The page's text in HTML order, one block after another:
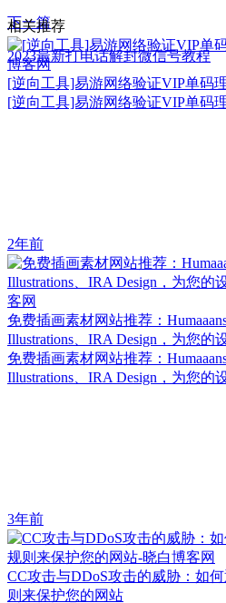
下一篇
2023最新打电话解封微信号教程
相关推荐
[逆向工具]易游网络验证VIP单码
[逆向工具]易游网络验证VIP单码
2年前
免费插画素材网站推荐：
Illustrations、IRA Design，为您的
免费插画素材网站推荐：
Illustrations、IRA Design，为您的
3年前
CC攻击与DDoS攻击的威胁：如
则来保护您的网站